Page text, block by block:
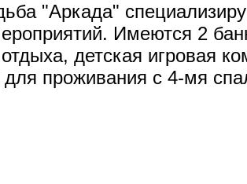
"Аркада"
Имеются 2
детская игровая
для проживания с 4-мя